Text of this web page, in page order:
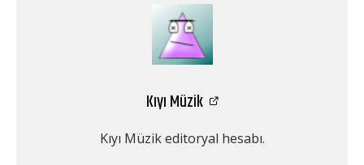
Kıyı Müzik
Kıyı Müzik editoryal hesabı.